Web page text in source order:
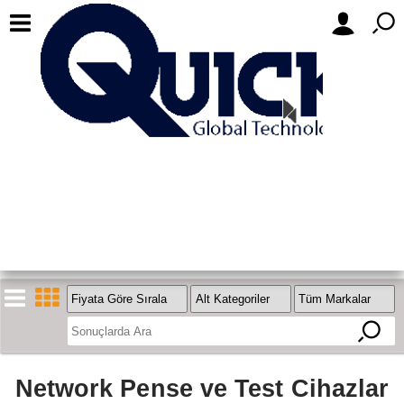
Network Pense ve Test Cihazlar